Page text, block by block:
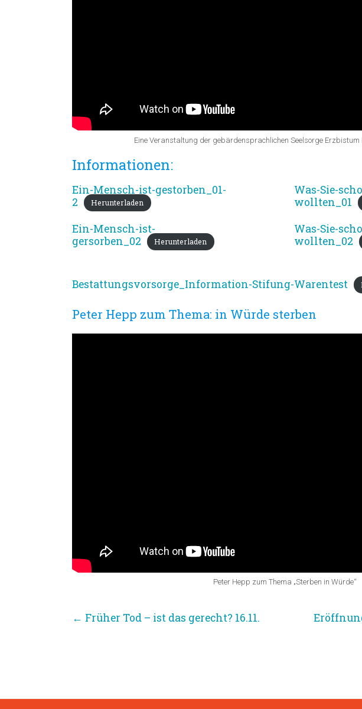
Eine Veranstaltung der gebärdensprachlichen Seelsorge Erzbistum
Informationen:
Ein-Mensch-ist-gestorben_01-
2
Herunterladen
Ein-Mensch-ist-
gersorben_02
Herunterladen
Was-Sie-
wollten_01
Was-Sie-
wollten_02
Bestattungsvorsorge_Information-Stifung-Warentest
Peter Hepp zum Thema: in Würde sterben
Peter Hepp zum Thema „Sterben in Würde“
← Früher Tod – ist das gerecht? 16.11.